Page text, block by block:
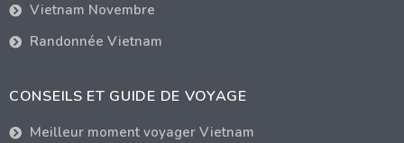
Vietnam Novembre
Randonnée Vietnam
CONSEILS ET GUIDE DE VOYAGE
Meilleur moment voyager Vietnam